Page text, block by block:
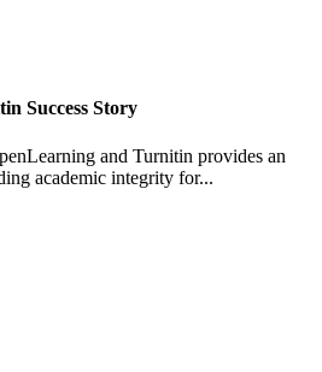
Success Story
and Turnitin provides an
academic integrity for...